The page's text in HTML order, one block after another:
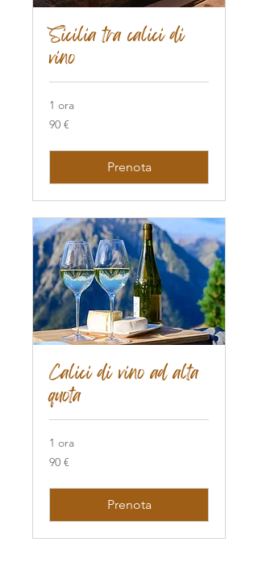
Sicilia tra calici di
vino
1 ora
90
euro
90 €
Prenota
Calici di vino ad alta
quota
1 ora
90
euro
90 €
Prenota